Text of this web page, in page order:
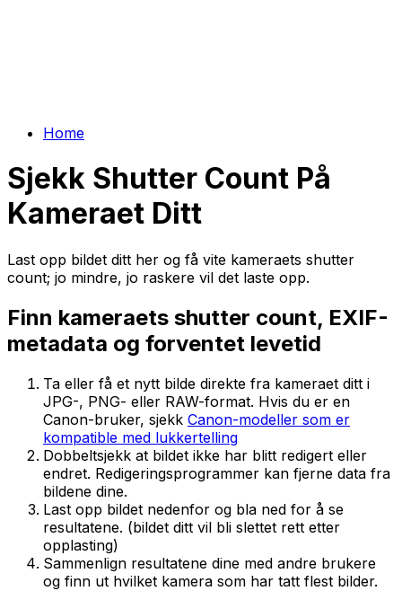
Home
Sjekk Shutter Count På
Kameraet Ditt
Last opp bildet ditt her og få vite kameraets shutter
count; jo mindre, jo raskere vil det laste opp.
Finn kameraets shutter count, EXIF-
metadata og forventet levetid
Ta eller få et nytt bilde direkte fra kameraet ditt i
JPG-, PNG- eller RAW-format. Hvis du er en
Canon-bruker, sjekk Canon-modeller som er
kompatible med lukkertelling
Dobbeltsjekk at bildet ikke har blitt redigert eller
endret. Redigeringsprogrammer kan fjerne data fra
bildene dine.
Last opp bildet nedenfor og bla ned for å se
resultatene. (bildet ditt vil bli slettet rett etter
opplasting)
Sammenlign resultatene dine med andre brukere
og finn ut hvilket kamera som har tatt flest bilder.